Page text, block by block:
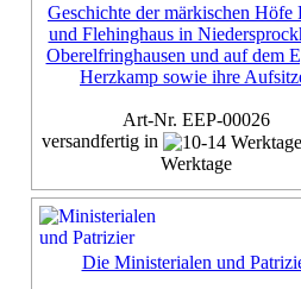
Geschichte der märkischen Höfe
und Flehinghaus in
Oberelfringhausen und auf dem
Herzkamp sowie ihre
Art-Nr. EEP-00026
versandfertig in
Werktage
Exemplar
inkl. 7% MwSt,zzgl.
Die Ministerialen und